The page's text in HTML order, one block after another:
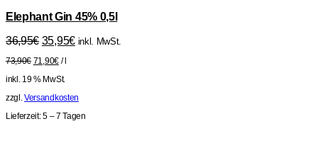
Elephant Gin 45% 0,5l
36,95€ Ursprünglicher
war:
36,95€
35,95€Aktueller
inkl. MwSt.
73,90€ 71,90€/
inkl. 19 % MwSt.
zzgl.Versandkosten
Lieferzeit:5 – 7 Tagen